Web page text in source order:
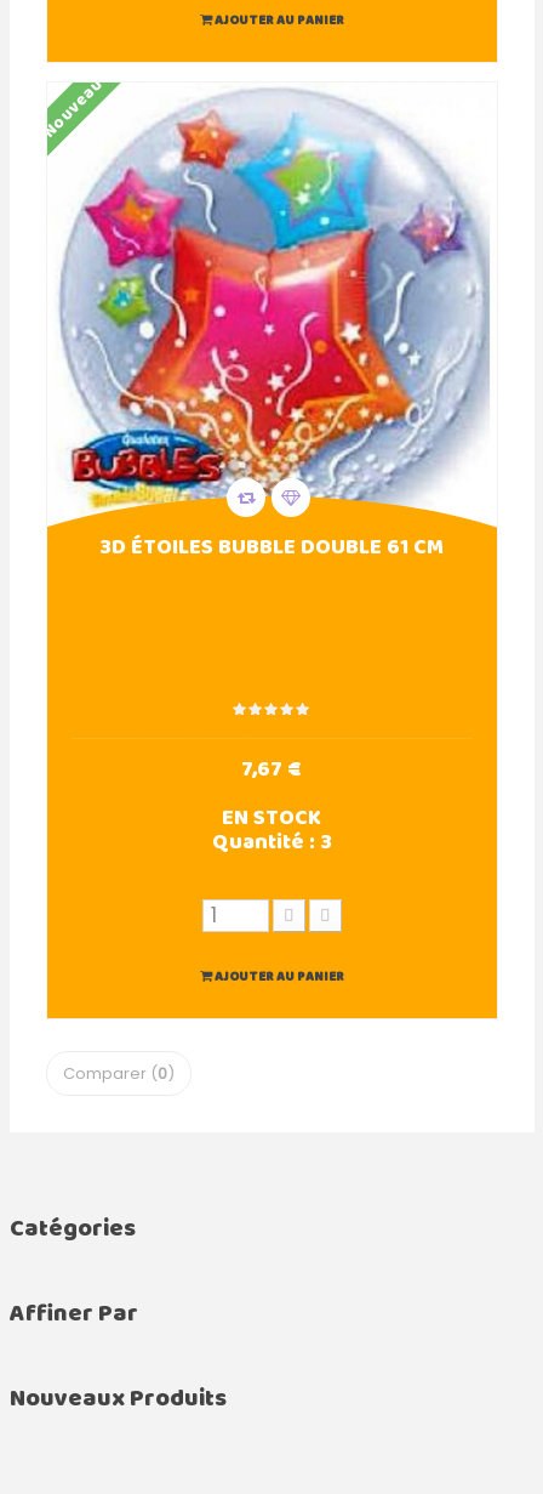
AJOUTER AU PANIER
Nouveau
3D ÉTOILES BUBBLE DOUBLE 61 CM
7,67 €
EN STOCK
Quantité :3
AJOUTER AU PANIER
Comparer (0)
Catégories
Affiner Par
Nouveaux Produits